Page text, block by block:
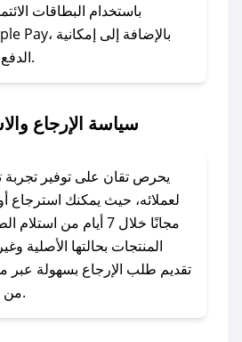
في حال عدم توفر كوبونات
مراسلتنا مباشرة وسنعمل على
للحصول على كوبونات
باستخدام البطاقات
الدفع بالتقسيط الشهري.
سياسة الإرجاع
يحرص تقان على توفير
لعملائه، حيث يمكنك استرجاع
مجانًا خلال 7 أيام من
المنتجات بحالتها الأصلية
تقديم طلب الإرجاع بسهولة عبر
من خلال خدمة العملاء.